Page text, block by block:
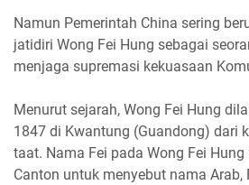
Namun Pemerintah China sering
jatidiri Wong Fei Hung sebagai
menjaga supremasi kekuasaan
Menurut sejarah, Wong Fei Hung
1847 di Kwantung (Guandong) dari
taat. Nama Fei pada Wong Fei
Canton untuk menyebut nama Arab,